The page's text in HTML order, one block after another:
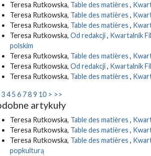
Teresa Rutkowska, Table des matières ,
Teresa Rutkowska, Table des matières ,
Teresa Rutkowska, Table des matières ,
Teresa Rutkowska, Od redakcji, Kwartalnik
polskim
Teresa Rutkowska, Table des matières ,
Teresa Rutkowska, Od redakcji, Kwartalnik
Teresa Rutkowska, Table des matières ,
3 4 5 6 7 8 9 10 > >>
artykuły
Teresa Rutkowska, Table des matières ,
Teresa Rutkowska, Table des matières ,
Teresa Rutkowska, Table des matières ,
popkulturą